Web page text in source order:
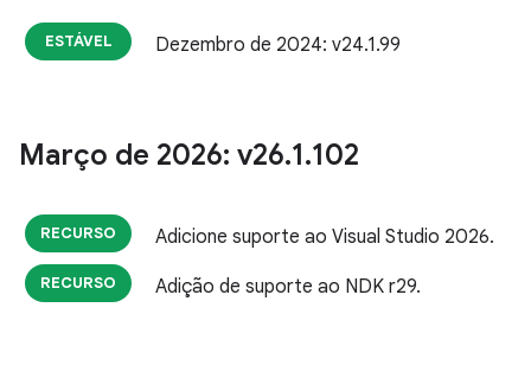
ESTÁVEL Dezembro de 2024: v24.1.99
Março de 2026: v26.1.102
RECURSO Adicione suporte ao Visual Studio 2026.
RECURSO Adição de suporte ao NDK r29.